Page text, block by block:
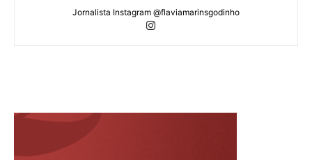
Jornalista Instagram @flaviamarinsgodinho